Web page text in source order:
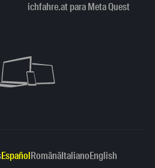
ichfahre.at para Meta Quest
EspañolRomânăItalianoEnglish